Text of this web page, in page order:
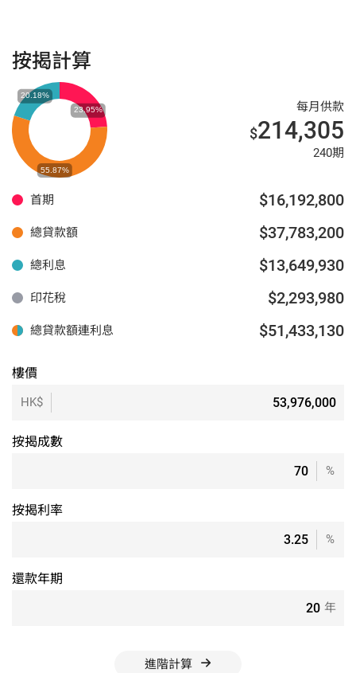
按揭計算
每月供款
$214,305
240期
首期 $16,192,800
總貸款額 $37,783,200
總利息 $13,649,930
印花稅 $2,293,980
總貸款額連利息 $51,433,130
樓價
HK$
按揭成數
%
按揭利率
%
還款年期
年
進階計算